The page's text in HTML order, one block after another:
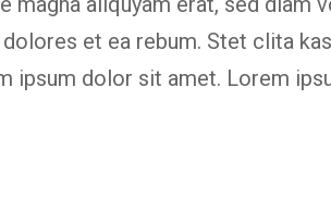
et ea rebum. Stet clita
ipsum dolor sit amet. Lorem